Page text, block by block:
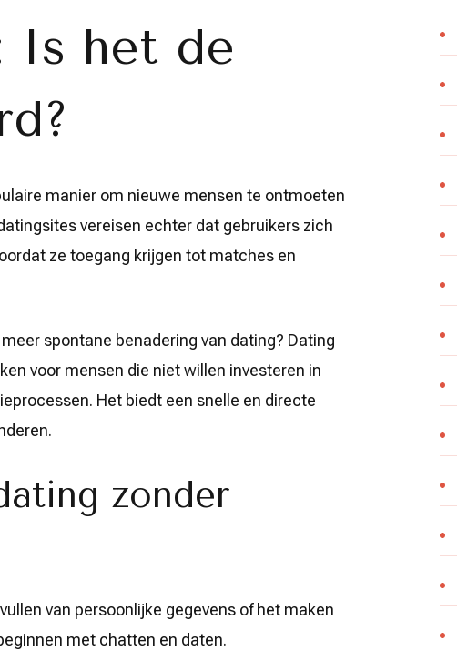
Is het de
manier om nieuwe mensen te ontmoeten
vereisen echter dat gebruikers zich
ze toegang krijgen tot matches en
spontane benadering van dating? Dating
voor mensen die niet willen investeren in
Het biedt een snelle en directe
zonder
van persoonlijke gegevens of het maken
met chatten en daten.